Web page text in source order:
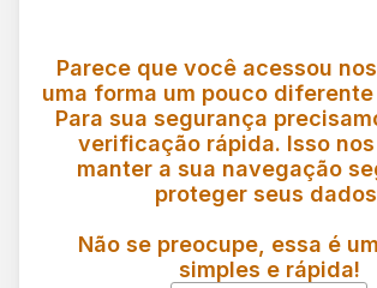
Parece que você acessou
uma forma um pouco
Para sua segurança
verificação rápida. Isso
manter a sua navegação
proteger seus
Não se preocupe, essa é
simples e rápida!